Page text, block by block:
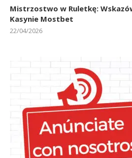
Mistrzostwo w Ruletkę:
Kasynie Mostbet
22/04/2026